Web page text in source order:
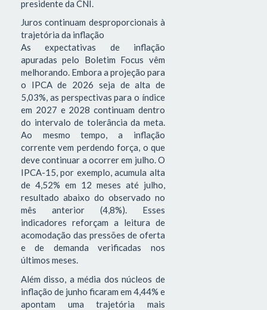
presidente da CNI.
Juros continuam desproporcionais à
trajetória da inflação
As expectativas de inflação
apuradas pelo Boletim Focus vêm
melhorando. Embora a projeção para
o IPCA de 2026 seja de alta de
5,03%, as perspectivas para o índice
em 2027 e 2028 continuam dentro
do intervalo de tolerância da meta.
Ao mesmo tempo, a inflação
corrente vem perdendo força, o que
deve continuar a ocorrer em julho. O
IPCA-15, por exemplo, acumula alta
de 4,52% em 12 meses até julho,
resultado abaixo do observado no
mês anterior (4,8%). Esses
indicadores reforçam a leitura de
acomodação das pressões de oferta
e de demanda verificadas nos
últimos meses.
Além disso, a média dos núcleos de
inflação de junho ficaram em 4,44% e
apontam uma trajetória mais